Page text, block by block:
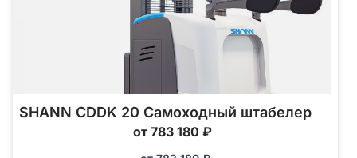
SHANN CDDK 20 Самоходный штабелер
от 783 180 ₽